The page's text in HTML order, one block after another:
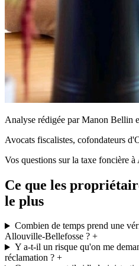
Analyse rédigée par Manon Bellin
Avocats fiscalistes, cofondateurs
Vos questions sur la taxe foncière
Ce que les
le plus
Combien de temps prend une
Allouville-Bellefosse ? +
Y a-t-il un risque qu'on me
réclamation ? +